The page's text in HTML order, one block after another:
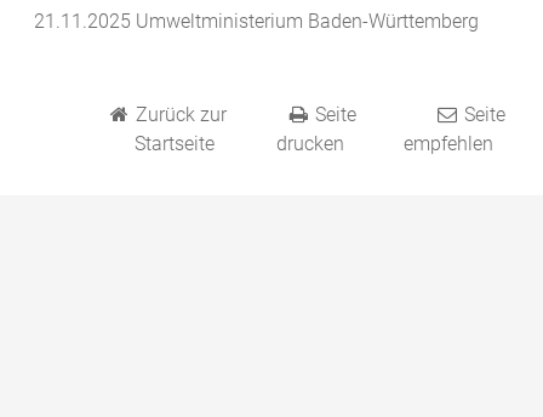
21.11.2025 Umweltministerium Baden-Württemberg
Zurück zur
Startseite
Seite
drucken
Seite
empfehlen